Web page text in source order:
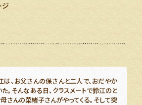
ジ
、お父さんの保さんと二人で、おだやか
た。そんなある日、クラスメートで鈴江のと
さんの菜緒子さんがやってくる。そして突